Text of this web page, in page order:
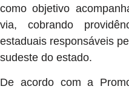
como objetivo
via, cobrando
estaduais responsáveis
sudeste do estado.
De acordo com a